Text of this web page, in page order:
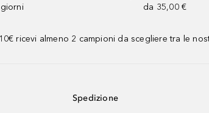
da 35,00 €
ricevi almeno 2 campioni da scegliere tra le
Spedizione